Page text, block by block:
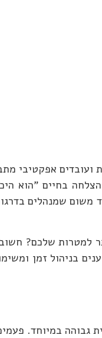
ועובדים אפקטיבי
בחיים "הוא
משום שמנהלים
למטרות שלכם?
בניהול זמן
גבוהה במיוחד.